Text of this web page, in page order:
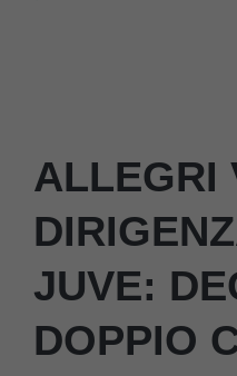
ALLEGRI
JUVE:
DOPPIO